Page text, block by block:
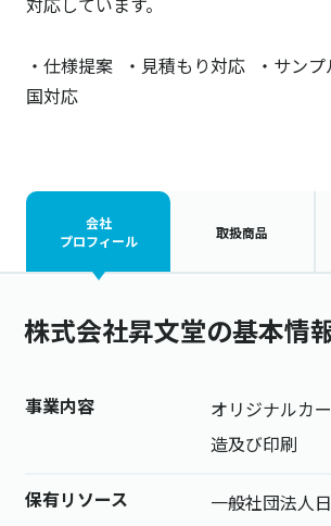
対応しています。
・仕様提案 ・見積もり対応 ・サン
国対応
会社
プロフィール
取扱商品
株式会社昇文堂の基本情
事業内容
オリジナルカ
造及び印刷
保有リソース
一般社団法人